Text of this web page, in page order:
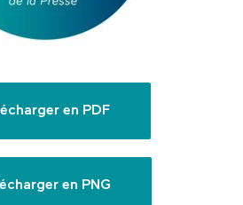
en PDF
en PNG